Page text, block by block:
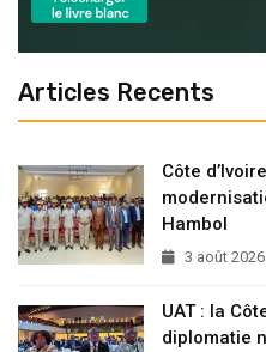
Articles Recents
Côte
Hambol
3 août 2026
UAT : la
diplomatie